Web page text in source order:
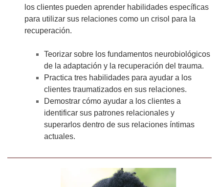
los clientes pueden aprender habilidades específicas
para utilizar sus relaciones como un crisol para la
recuperación.
Teorizar sobre los fundamentos neurobiológicos
de la adaptación y la recuperación del trauma.
Practica tres habilidades para ayudar a los
clientes traumatizados en sus relaciones.
Demostrar cómo ayudar a los clientes a
identificar sus patrones relacionales y
superarlos dentro de sus relaciones íntimas
actuales.